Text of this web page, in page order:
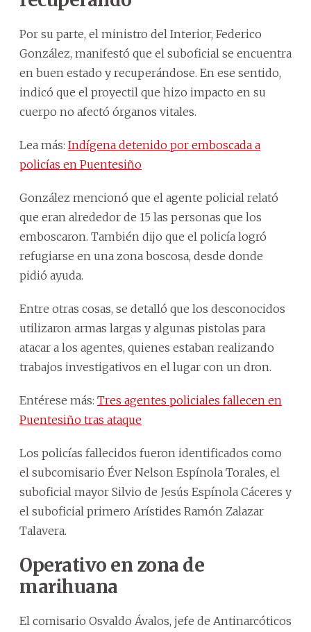
Por su parte, el ministro del Interior, Federico
González, manifestó que el suboficial se encuentra
en buen estado y recuperándose. En ese sentido,
indicó que el proyectil que hizo impacto en su
cuerpo no afectó órganos vitales.
Lea más: Indígena detenido por emboscada a
policías en Puentesiño
González mencionó que el agente policial relató
que eran alrededor de 15 las personas que los
emboscaron. También dijo que el policía logró
refugiarse en una zona boscosa, desde donde
pidió ayuda.
Entre otras cosas, se detalló que los desconocidos
utilizaron armas largas y algunas pistolas para
atacar a los agentes, quienes estaban realizando
trabajos investigativos en el lugar con un dron.
Entérese más: Tres agentes policiales fallecen en
Puentesiño tras ataque
Los policías fallecidos fueron identificados como
el subcomisario Éver Nelson Espínola Torales, el
suboficial mayor Silvio de Jesús Espínola Cáceres y
el suboficial primero Arístides Ramón Zalazar
Talavera.
Operativo en zona de
marihuana
El comisario Osvaldo Ávalos, jefe de Antinarcóticos